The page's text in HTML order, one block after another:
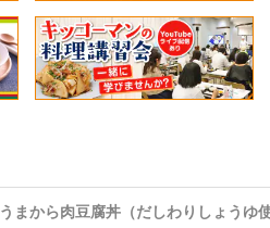
うまから肉豆腐丼（だしわりしょうゆ